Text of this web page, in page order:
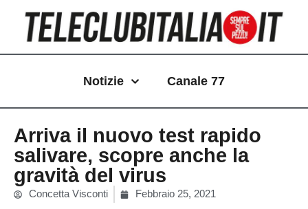
contenuto
Notizie Canale 77
Arriva il nuovo test rapido
salivare, scopre anche la
gravità del virus
Concetta Visconti Febbraio 25, 2021